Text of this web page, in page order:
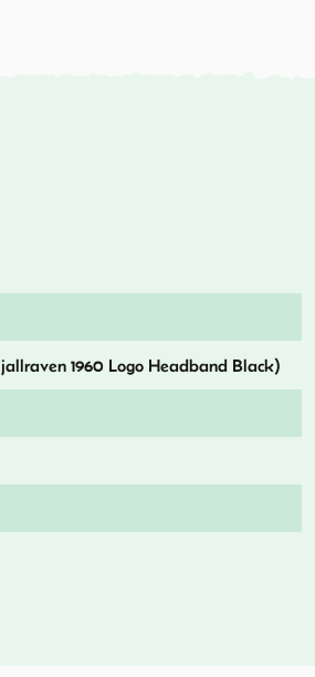
1960 Logo Headband Black)